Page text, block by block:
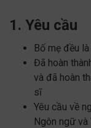
1. Yêu cầu
Bố mẹ đều
Đã hoàn
và đã hoàn
sĩ
Yêu cầu về
Ngôn ngữ và